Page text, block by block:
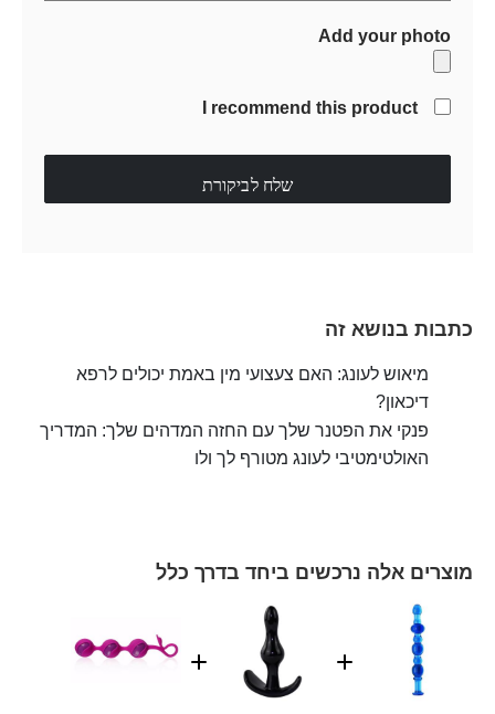
Add your photo
I recommend this product
שלח לביקורת
כתבות בנושא זה
מיאוש לעונג: האם צעצועי מין באמת יכולים לרפא
דיכאון?
פנקי את הפטנר שלך עם החזה המדהים שלך: המדריך
האולטימטיבי לעונג מטורף לך ולו
מוצרים אלה נרכשים ביחד בדרך כלל